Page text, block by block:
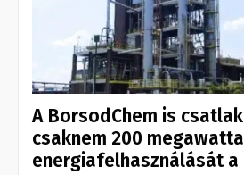
A BorsodChem is
csaknem 200
energiafelhasználását a